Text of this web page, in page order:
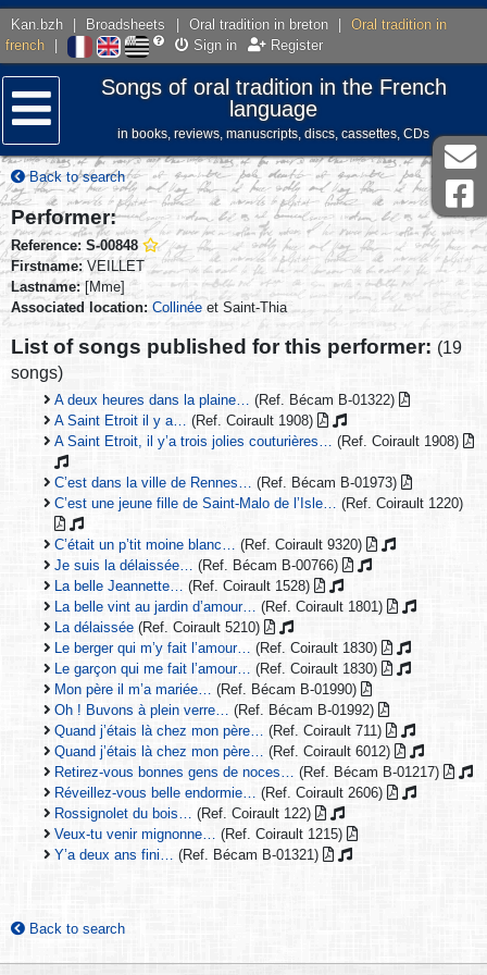
Kan.bzh Broadsheets Oral tradition in breton
Oral tradition in
french
Sign in Register
Menu
Songs of oral tradition in the French
language
in books, reviews, manuscripts, discs, cassettes, CDs
Back to search
Performer:
Reference: S-00848
Firstname: VEILLET
Lastname:[Mme]
Associated location: Collinée et Saint-Thia
List of songs published for this performer: (19
songs)
A deux heures dans la plaine… (Ref. Bécam B-01322)
A Saint Etroit il y a… (Ref. Coirault 1908)
A Saint Etroit, il y’a trois jolies couturières… (Ref. Coirault 1908)
C’est dans la ville de Rennes… (Ref. Bécam B-01973)
C’est une jeune fille de Saint-Malo de l’Isle… (Ref. Coirault 1220)
C’était un p’tit moine blanc… (Ref. Coirault 9320)
Je suis la délaissée… (Ref. Bécam B-00766)
La belle Jeannette… (Ref. Coirault 1528)
La belle vint au jardin d’amour… (Ref. Coirault 1801)
La délaissée (Ref. Coirault 5210)
Le berger qui m’y fait l’amour… (Ref. Coirault 1830)
Le garçon qui me fait l’amour… (Ref. Coirault 1830)
Mon père il m’a mariée… (Ref. Bécam B-01990)
Oh ! Buvons à plein verre… (Ref. Bécam B-01992)
Quand j’étais là chez mon père… (Ref. Coirault 711)
Quand j’étais là chez mon père… (Ref. Coirault 6012)
Retirez-vous bonnes gens de noces… (Ref. Bécam B-01217)
Réveillez-vous belle endormie… (Ref. Coirault 2606)
Rossignolet du bois… (Ref. Coirault 122)
Veux-tu venir mignonne… (Ref. Coirault 1215)
Y’a deux ans fini… (Ref. Bécam B-01321)
Back to search